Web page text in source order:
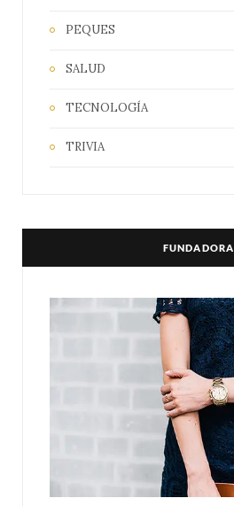
PEQUES
SALUD
TECNOLOGÍA
TRIVIA
FUNDADORA